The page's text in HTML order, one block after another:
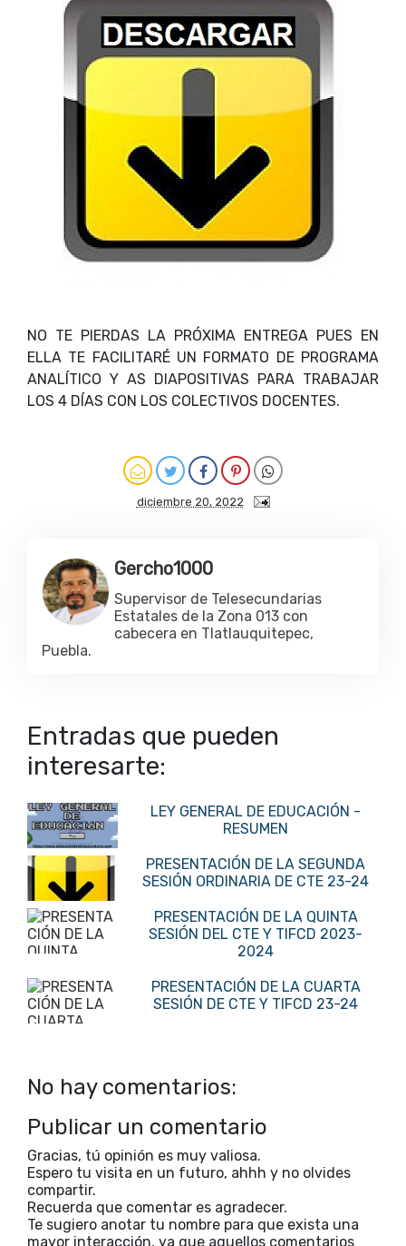
NO TE PIERDAS LA PRÓXIMA ENTREGA PUES EN
ELLA TE FACILITARÉ UN FORMATO DE PROGRAMA
ANALÍTICO Y AS DIAPOSITIVAS PARA TRABAJAR
LOS 4 DÍAS CON LOS COLECTIVOS DOCENTES.
diciembre 20, 2022
Gercho1000
Supervisor de Telesecundarias
Estatales de la Zona 013 con
cabecera en Tlatlauquitepec,
Puebla.
Entradas que pueden
interesarte:
LEY GENERAL DE EDUCACIÓN -
RESUMEN
PRESENTACIÓN DE LA SEGUNDA
SESIÓN ORDINARIA DE CTE 23-24
PRESENTACIÓN DE LA QUINTA
SESIÓN DEL CTE Y TIFCD 2023-
2024
PRESENTACIÓN DE LA CUARTA
SESIÓN DE CTE Y TIFCD 23-24
No hay comentarios:
Publicar un comentario
Gracias, tú opinión es muy valiosa.
Espero tu visita en un futuro, ahhh y no olvides
compartir.
Recuerda que comentar es agradecer.
Te sugiero anotar tu nombre para que exista una
mayor interacción, ya que aquellos comentarios